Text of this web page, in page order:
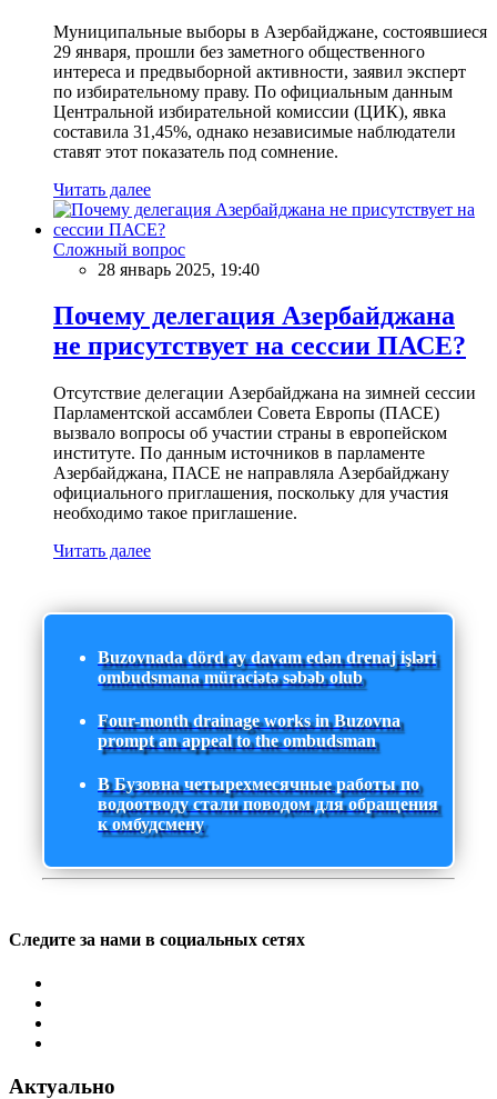
Муниципальные выборы в Азербайджане, состоявшиеся
29 января, прошли без заметного общественного
интереса и предвыборной активности, заявил эксперт
по избирательному праву. По официальным данным
Центральной избирательной комиссии (ЦИК), явка
составила 31,45%, однако независимые наблюдатели
ставят этот показатель под сомнение.
Читать далее
Сложный вопрос
28 январь 2025, 19:40
Почему делегация Азербайджана
не присутствует на сессии ПАСЕ?
Отсутствие делегации Азербайджана на зимней сессии
Парламентской ассамблеи Совета Европы (ПАСЕ)
вызвало вопросы об участии страны в европейском
институте. По данным источников в парламенте
Азербайджана, ПАСЕ не направляла Азербайджану
официального приглашения, поскольку для участия
необходимо такое приглашение.
Читать далее
Buzovnada dörd ay davam edən drenaj işləri
ombudsmana müraciətə səbəb olub
Four-month drainage works in Buzovna
prompt an appeal to the ombudsman
В Бузовна четырехмесячные работы по
водоотводу стали поводом для обращения
к омбудсмену
Следите за нами в социальных сетях
Актуально